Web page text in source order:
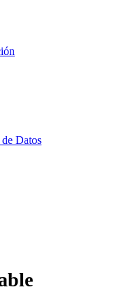
Datos